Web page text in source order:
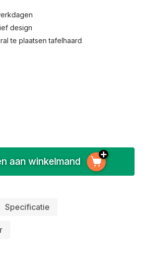
Specificatie
design
te plaatsen tafelhaard
aan winkelmand